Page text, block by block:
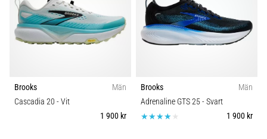
löpning
och
beeptest:
de
och
Carbon
Komfort och dämpning
Kategori
Brooks
Män
Cascadia 20 - Vit
1 900 kr
Brooks
Män
Adrenaline GTS 25- Svart
1 900 kr